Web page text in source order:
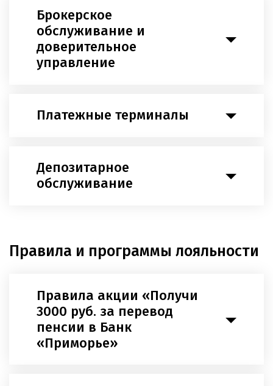
Брокерское
обслуживание и
доверительное
управление
Платежные терминалы
Депозитарное
обслуживание
Правила и программы лояльности
Правила акции «Получи
3000 руб. за перевод
пенсии в Банк
«Приморье»